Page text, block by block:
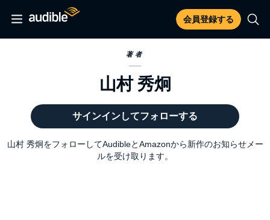
会員登録する
著者
山村 秀炯
サインインしてフォローする
山村 秀炯をフォローしてAudibleとAmazonから新作のお知らせメー
ルを受け取ります。